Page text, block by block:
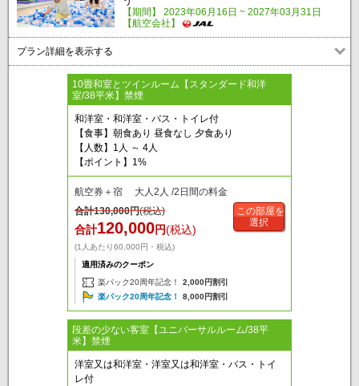
【期間】 2023年06月16日 ~ 2027年03月31日
【航空会社】
プラン詳細を表示する
10畳和室とツインルーム【スタンダード和洋
室/38平米】禁煙
和洋室・和洋室・バス・トイレ付
【食事】朝食あり 昼食なし 夕食あり
【人数】1人 ～ 4人
【ポイント】1%
航空券＋宿 大人2人 /2日間の料金
合計130,000円(税込)
合計120,000円(税込)
(1人あたり60,000円・税込)
適用済みのクーポン
楽パック20周年記念！
2,000円割引
楽パック20周年記念！
8,000円割引
この部屋を
選択
段差の少ない客室【ユニバーサルルーム/38平
米】禁煙
洋室又は和洋室・洋室又は和洋室・バス・トイ
レ付